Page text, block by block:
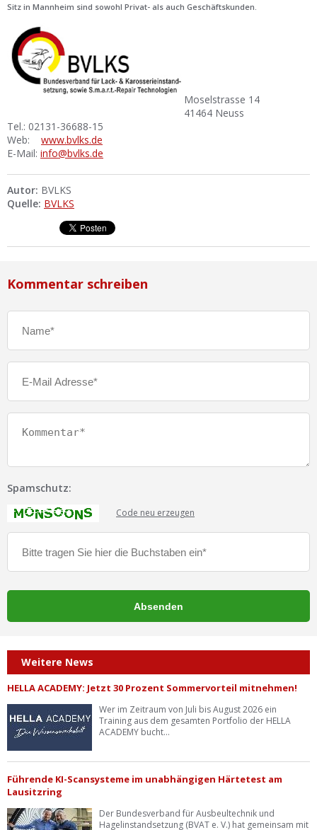
Sitz in Mannheim sind sowohl Privat- als auch Geschäftskunden.
Moselstrasse 14
41464 Neuss
Tel.: 02131-36688-15
Web: www.bvlks.de
E-Mail: info@bvlks.de
Autor: BVLKS
Quelle: BVLKS
Kommentar schreiben
Spamschutz:
Code neu erzeugen
Weitere News
HELLA ACADEMY: Jetzt 30 Prozent Sommervorteil mitnehmen!
Wer im Zeitraum von Juli bis August 2026 ein
Training aus dem gesamten Portfolio der HELLA
ACADEMY bucht...
Führende KI-Scansysteme im unabhängigen Härtetest am
Lausitzring
Der Bundesverband für Ausbeultechnik und
Hagelinstandsetzung (BVAT e. V.) hat gemeinsam mit